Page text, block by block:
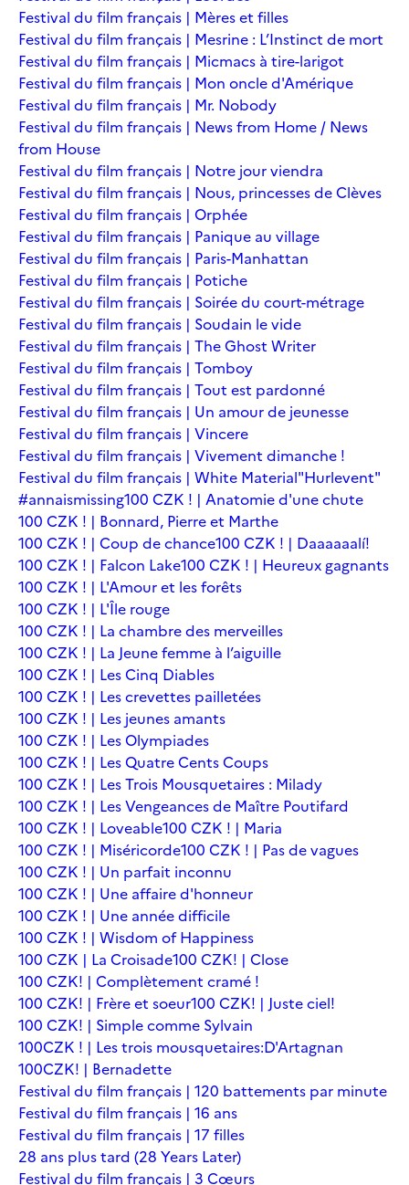
Festival du film français | Mères et filles
Festival du film français | Mesrine : L’Instinct de mort
Festival du film français | Micmacs à tire-larigot
Festival du film français | Mon oncle d'Amérique
Festival du film français | Mr. Nobody
Festival du film français | News from Home / News
from House
Festival du film français | Notre jour viendra
Festival du film français | Nous, princesses de Clèves
Festival du film français | Orphée
Festival du film français | Panique au village
Festival du film français | Paris-Manhattan
Festival du film français | Potiche
Festival du film français | Soirée du court-métrage
Festival du film français | Soudain le vide
Festival du film français | The Ghost Writer
Festival du film français | Tomboy
Festival du film français | Tout est pardonné
Festival du film français | Un amour de jeunesse
Festival du film français | Vincere
Festival du film français | Vivement dimanche !
Festival du film français | White Material"Hurlevent"
#annaismissing100 CZK ! | Anatomie d'une chute
100 CZK ! | Bonnard, Pierre et Marthe
100 CZK ! | Coup de chance100 CZK ! | Daaaaaalí!
100 CZK ! | Falcon Lake100 CZK ! | Heureux gagnants
100 CZK ! | L'Amour et les forêts
100 CZK ! | L'Île rouge
100 CZK ! | La chambre des merveilles
100 CZK ! | La Jeune femme à l’aiguille
100 CZK ! | Les Cinq Diables
100 CZK ! | Les crevettes pailletées
100 CZK ! | Les jeunes amants
100 CZK ! | Les Olympiades
100 CZK ! | Les Quatre Cents Coups
100 CZK ! | Les Trois Mousquetaires : Milady
100 CZK ! | Les Vengeances de Maître Poutifard
100 CZK ! | Loveable100 CZK ! | Maria
100 CZK ! | Miséricorde100 CZK ! | Pas de vagues
100 CZK ! | Un parfait inconnu
100 CZK ! | Une affaire d'honneur
100 CZK ! | Une année difficile
100 CZK ! | Wisdom of Happiness
100 CZK | La Croisade100 CZK! | Close
100 CZK! | Complètement cramé !
100 CZK! | Frère et soeur100 CZK! | Juste ciel!
100 CZK! | Simple comme Sylvain
100CZK ! | Les trois mousquetaires:D'Artagnan
100CZK! | Bernadette
Festival du film français | 120 battements par minute
Festival du film français | 16 ans
Festival du film français | 17 filles
28 ans plus tard (28 Years Later)
Festival du film français | 3 Cœurs